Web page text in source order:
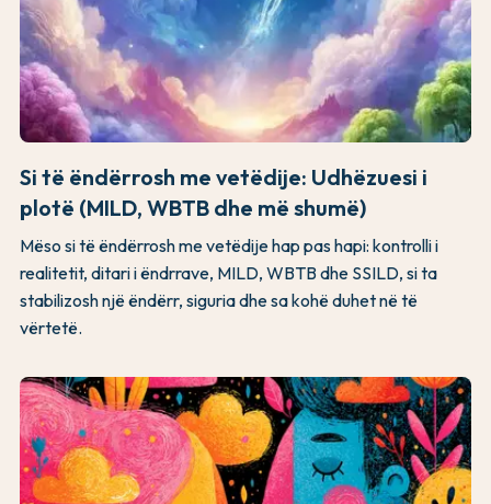
Si të ëndërrosh me vetëdije: Udhëzuesi i
plotë (MILD, WBTB dhe më shumë)
Mëso si të ëndërrosh me vetëdije hap pas hapi: kontrolli i
realitetit, ditari i ëndrrave, MILD, WBTB dhe SSILD, si ta
stabilizosh një ëndërr, siguria dhe sa kohë duhet në të
vërtetë.